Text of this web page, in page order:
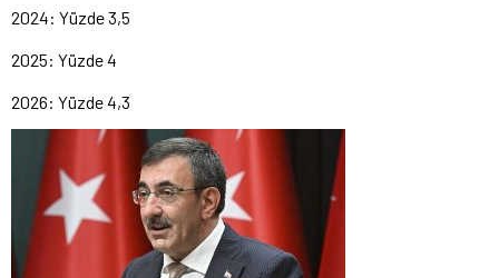
2024: Yüzde 3,5
2025: Yüzde 4
2026: Yüzde 4,3